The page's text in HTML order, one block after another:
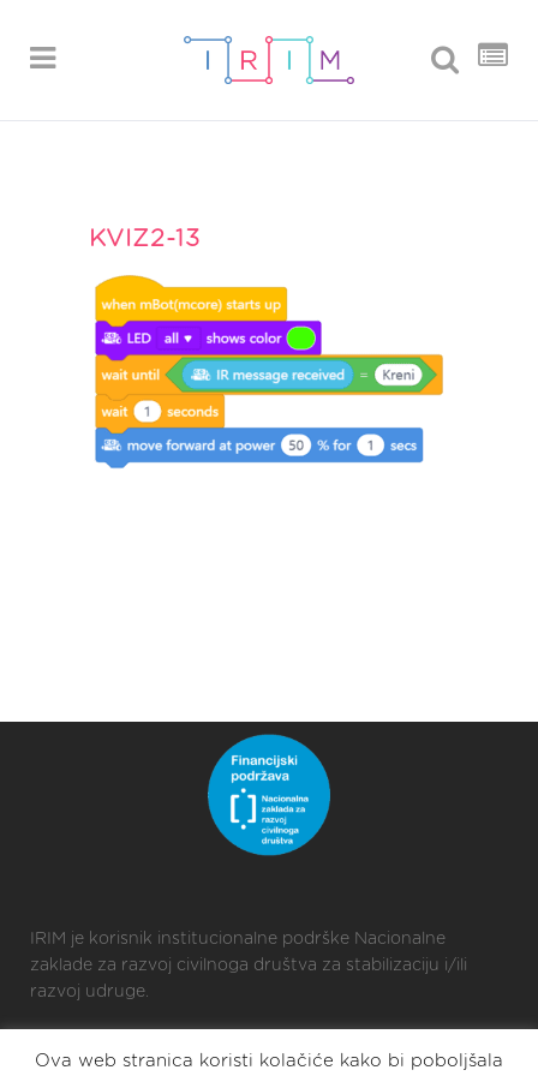
KVIZ2-13
IRIM je korisnik institucionalne podrške Nacionalne
zaklade za razvoj civilnoga društva za stabilizaciju i/ili
razvoj udruge.
Ova web stranica koristi kolačiće kako bi poboljšala